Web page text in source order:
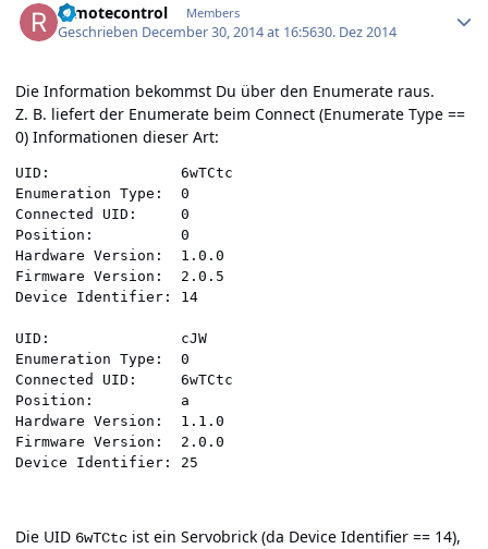
remotecontrol Members
Geschrieben December 30, 2014 at 16:5630. Dez 2014
Die Information bekommst Du über den Enumerate raus.
Z. B. liefert der Enumerate beim Connect (Enumerate Type ==
0) Informationen dieser Art:
UID:               6wTCtc
Enumeration Type:  0
Connected UID:     0
Position:          0
Hardware Version:  1.0.0
Firmware Version:  2.0.5
Device Identifier: 14
UID:               cJW
Enumeration Type:  0
Connected UID:     6wTCtc
Position:          a
Hardware Version:  1.1.0
Firmware Version:  2.0.0
Die UID 6wTCtc ist ein Servobrick (da Device Identifier == 14),